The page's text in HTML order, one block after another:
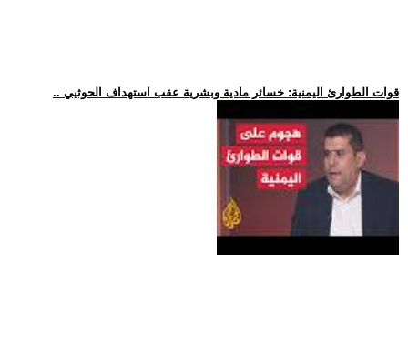
.. قوات الطوارئ اليمنية: خسائر مادية وبشرية عقب استهداف الحوثيي